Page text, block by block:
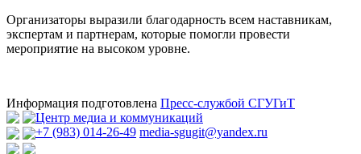
Организаторы выразили благодарность всем наставникам,
экспертам и партнерам, которые помогли провести
мероприятие на высоком уровне.
Информация подготовлена Пресс-службой СГУГиТ
Центр медиа и коммуникаций
+7 (983) 014-26-49 media-sgugit@yandex.ru